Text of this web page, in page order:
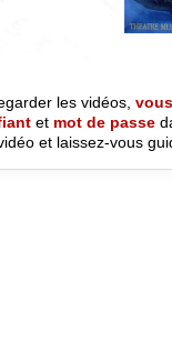
les vidéos,
et mot de passe
et laissez-vous